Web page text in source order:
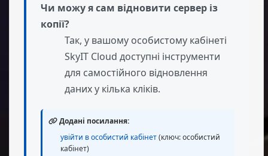
Чи можу я сам відновити сервер із
копії?
Так, у вашому особистому кабінеті
SkyIT Cloud доступні інструменти
для самостійного відновлення
даних у кілька кліків.
Додані посилання:
увійти в особистий кабінет(ключ: особистий
кабінет)